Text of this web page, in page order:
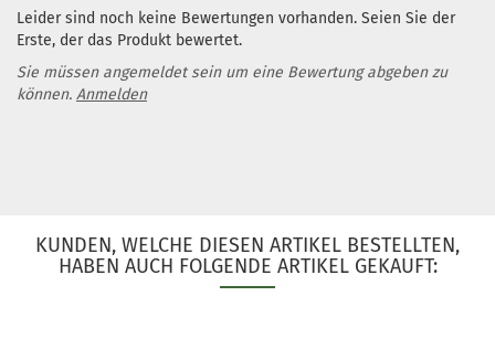
Leider sind noch keine Bewertungen vorhanden. Seien Sie der
Erste, der das Produkt bewertet.
Sie müssen angemeldet sein um eine Bewertung abgeben zu
können. Anmelden
KUNDEN, WELCHE DIESEN ARTIKEL BESTELLTEN,
HABEN AUCH FOLGENDE ARTIKEL GEKAUFT: